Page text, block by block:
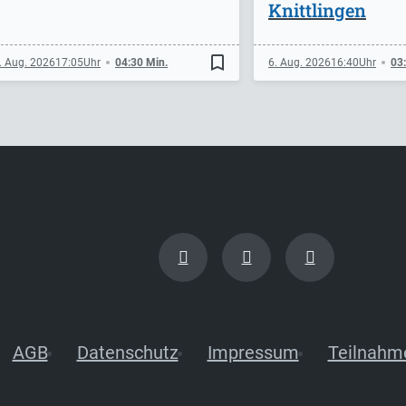
Aug. 202617:05 04:30 Min. bookmark_border
Knittlingen
6. Aug. 202616:40
AGB Datenschutz Impressum